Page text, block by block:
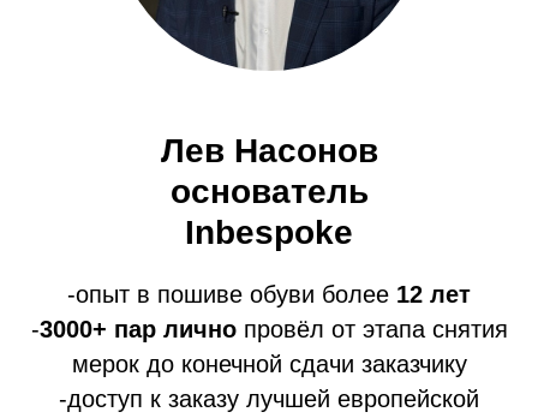
Лев Насонов
основатель
Inbespoke
-опыт в пошиве обуви более 12 лет
-3000+ пар личнопровёл от этапа снятия
мерок до конечной сдачи заказчику
-доступ к заказу лучшей европейской